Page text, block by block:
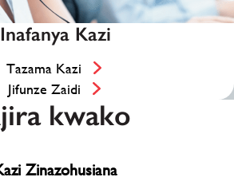
Inafanya Kazi
Tazama Kazi
Jifunze Zaidi
kwako
Zinazohusiana